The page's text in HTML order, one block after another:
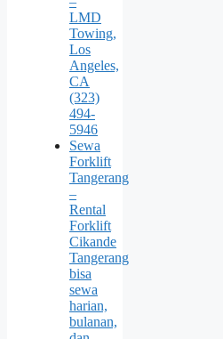
LMD
Towing,
Los
Angeles,
CA
(323)
494-
5946
Sewa
Forklift
Tangerang
–
Rental
Forklift
Cikande
Tangerang
bisa
sewa
harian,
bulanan,